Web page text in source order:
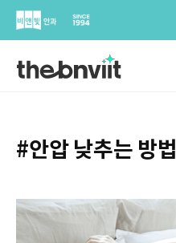
Skip
#안압 낮추는 방법